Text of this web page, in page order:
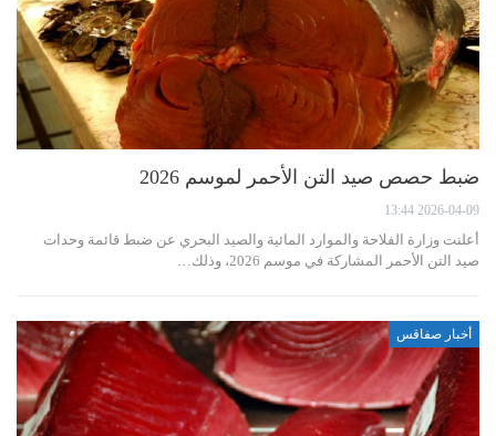
ضبط حصص صيد التن الأحمر لموسم 2026
2026-04-09 13:44
أعلنت وزارة الفلاحة والموارد المائية والصيد البحري عن ضبط قائمة وحدات
صيد التن الأحمر المشاركة في موسم 2026، وذلك…
أخبار صفاقس